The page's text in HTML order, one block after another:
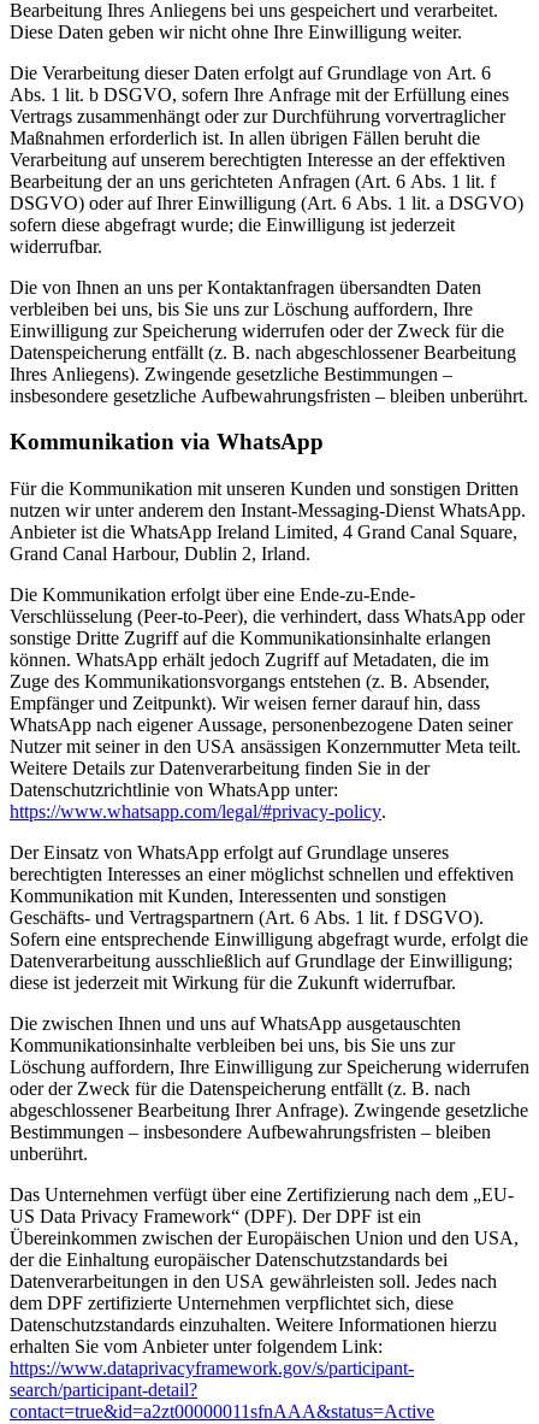
Bearbeitung Ihres Anliegens bei uns gespeichert und verarbeitet.
Diese Daten geben wir nicht ohne Ihre Einwilligung weiter.
Die Verarbeitung dieser Daten erfolgt auf Grundlage von Art. 6
Abs. 1 lit. b DSGVO, sofern Ihre Anfrage mit der Erfüllung eines
Vertrags zusammenhängt oder zur Durchführung vorvertraglicher
Maßnahmen erforderlich ist. In allen übrigen Fällen beruht die
Verarbeitung auf unserem berechtigten Interesse an der effektiven
Bearbeitung der an uns gerichteten Anfragen (Art. 6 Abs. 1 lit. f
DSGVO) oder auf Ihrer Einwilligung (Art. 6 Abs. 1 lit. a DSGVO)
sofern diese abgefragt wurde; die Einwilligung ist jederzeit
widerrufbar.
Die von Ihnen an uns per Kontaktanfragen übersandten Daten
verbleiben bei uns, bis Sie uns zur Löschung auffordern, Ihre
Einwilligung zur Speicherung widerrufen oder der Zweck für die
Datenspeicherung entfällt (z. B. nach abgeschlossener Bearbeitung
Ihres Anliegens). Zwingende gesetzliche Bestimmungen –
insbesondere gesetzliche Aufbewahrungsfristen – bleiben unberührt.
Kommunikation via WhatsApp
Für die Kommunikation mit unseren Kunden und sonstigen Dritten
nutzen wir unter anderem den Instant-Messaging-Dienst WhatsApp.
Anbieter ist die WhatsApp Ireland Limited, 4 Grand Canal Square,
Grand Canal Harbour, Dublin 2, Irland.
Die Kommunikation erfolgt über eine Ende-zu-Ende-
Verschlüsselung (Peer-to-Peer), die verhindert, dass WhatsApp oder
sonstige Dritte Zugriff auf die Kommunikationsinhalte erlangen
können. WhatsApp erhält jedoch Zugriff auf Metadaten, die im
Zuge des Kommunikationsvorgangs entstehen (z. B. Absender,
Empfänger und Zeitpunkt). Wir weisen ferner darauf hin, dass
WhatsApp nach eigener Aussage, personenbezogene Daten seiner
Nutzer mit seiner in den USA ansässigen Konzernmutter Meta teilt.
Weitere Details zur Datenverarbeitung finden Sie in der
Datenschutzrichtlinie von WhatsApp unter:
https://www.whatsapp.com/legal/#privacy-policy.
Der Einsatz von WhatsApp erfolgt auf Grundlage unseres
berechtigten Interesses an einer möglichst schnellen und effektiven
Kommunikation mit Kunden, Interessenten und sonstigen
Geschäfts- und Vertragspartnern (Art. 6 Abs. 1 lit. f DSGVO).
Sofern eine entsprechende Einwilligung abgefragt wurde, erfolgt die
Datenverarbeitung ausschließlich auf Grundlage der Einwilligung;
diese ist jederzeit mit Wirkung für die Zukunft widerrufbar.
Die zwischen Ihnen und uns auf WhatsApp ausgetauschten
Kommunikationsinhalte verbleiben bei uns, bis Sie uns zur
Löschung auffordern, Ihre Einwilligung zur Speicherung widerrufen
oder der Zweck für die Datenspeicherung entfällt (z. B. nach
abgeschlossener Bearbeitung Ihrer Anfrage). Zwingende gesetzliche
Bestimmungen – insbesondere Aufbewahrungsfristen – bleiben
unberührt.
Das Unternehmen verfügt über eine Zertifizierung nach dem „EU-
US Data Privacy Framework“ (DPF). Der DPF ist ein
Übereinkommen zwischen der Europäischen Union und den USA,
der die Einhaltung europäischer Datenschutzstandards bei
Datenverarbeitungen in den USA gewährleisten soll. Jedes nach
dem DPF zertifizierte Unternehmen verpflichtet sich, diese
Datenschutzstandards einzuhalten. Weitere Informationen hierzu
erhalten Sie vom Anbieter unter folgendem Link:
https://www.dataprivacyframework.gov/s/participant-
search/participant-detail?
contact=true&id=a2zt00000011sfnAAA&status=Active